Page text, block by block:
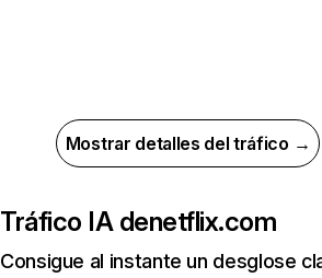
Mostrar detalles del tráfico →
Tráfico IA denetflix.com
Consigue al instante un desglose